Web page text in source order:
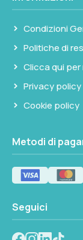
Condizioni
Politiche di
Clicca qui
Privacy policy
Cookie policy
Metodi di
Seguici